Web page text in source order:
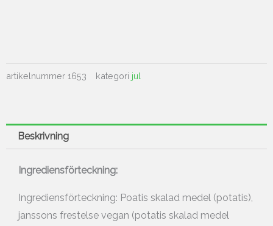
artikelnummer 1653 kategori jul
Beskrivning
Ingrediensförteckning:
Ingrediensförteckning: Poatis skalad medel (potatis),
janssons frestelse vegan (potatis skalad medel